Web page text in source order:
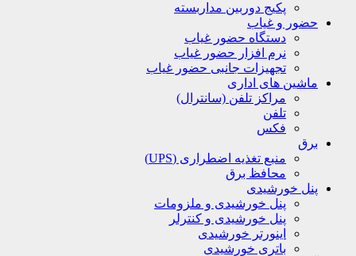
پکیج دوربین مداربسته
حضور و غیاب
دستگاه حضور غیاب
نرم افزار حضور غیاب
تجهیزات جانبی حضور غیاب
ماشین های اداری
مراکز تلفن (سانترال)
تلفن
فکس
برق
منبع تغذیه اضطراری (UPS)
محافظ برق
پنل خورشیدی
پنل خورشیدی و ملزومات
پنل خورشیدی و کنترلر
اینورتر خورشیدی
باتری خورشیدی